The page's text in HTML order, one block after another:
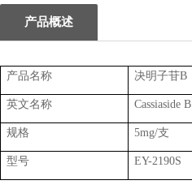
产品概述
产品名称 决明子苷B
英文名称 Cassiaside B
规格 5mg/支
型号 EY-2190S